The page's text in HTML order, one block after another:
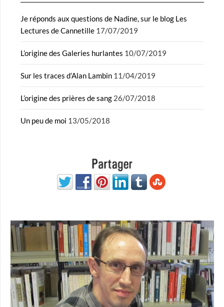
Je réponds aux questions de Nadine, sur le blog Les
Lectures de Cannetille 17/07/2019
L’origine des Galeries hurlantes 10/07/2019
Sur les traces d’Alan Lambin 11/04/2019
L’origine des prières de sang 26/07/2018
Un peu de moi 13/05/2018